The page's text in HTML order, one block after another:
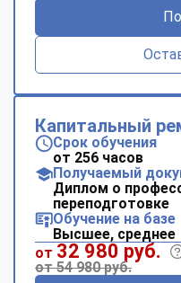
Капитальный
Срок обучения
от 256 часов
Получаемый
Диплом о
переподготовке
Обучение на базе
Высшее, среднее
от 32 980 руб.
от 54 980 руб.